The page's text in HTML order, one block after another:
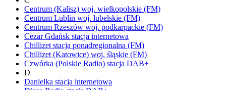
Centrum (Kalisz) woj. wielkopolskie (FM)
Centrum Lublin woj. lubelskie (FM)
Centrum Rzeszów woj. podkarpackie (FM)
Cezar Gdańsk stacja internetowa
Chillizet stacja ponadregionalna (FM)
Chillizet (Katowice) woj. śląskie (FM)
Czwórka (Polskie Radio) stacja DAB+
D
Danielka stacja internetowa